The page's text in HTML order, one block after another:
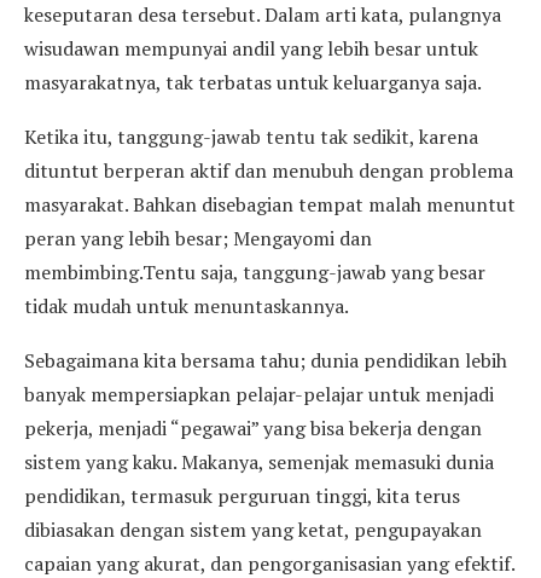
keseputaran desa tersebut. Dalam arti kata, pulangnya
wisudawan mempunyai andil yang lebih besar untuk
masyarakatnya, tak terbatas untuk keluarganya saja.
Ketika itu, tanggung-jawab tentu tak sedikit, karena
dituntut berperan aktif dan menubuh dengan problema
masyarakat. Bahkan disebagian tempat malah menuntut
peran yang lebih besar; Mengayomi dan
membimbing.Tentu saja, tanggung-jawab yang besar
tidak mudah untuk menuntaskannya.
Sebagaimana kita bersama tahu; dunia pendidikan lebih
banyak mempersiapkan pelajar-pelajar untuk menjadi
pekerja, menjadi “pegawai” yang bisa bekerja dengan
sistem yang kaku. Makanya, semenjak memasuki dunia
pendidikan, termasuk perguruan tinggi, kita terus
dibiasakan dengan sistem yang ketat, pengupayakan
capaian yang akurat, dan pengorganisasian yang efektif.